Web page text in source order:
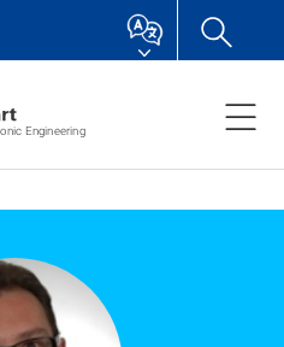
Engineering